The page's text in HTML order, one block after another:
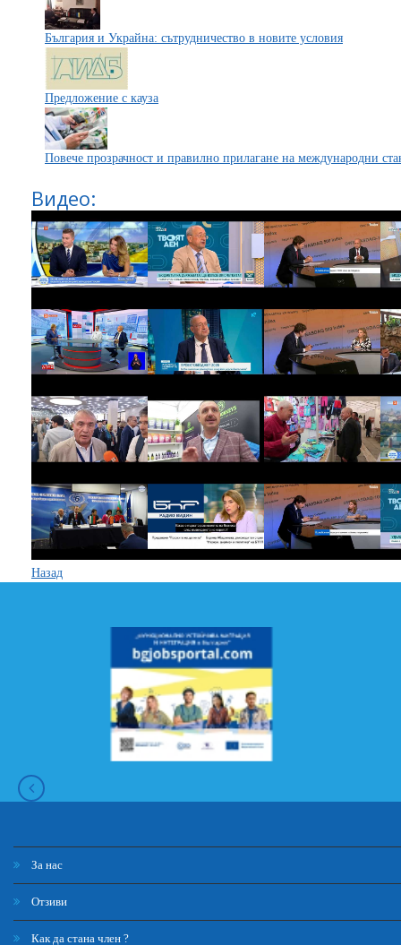
България и Украйна: сътрудничество в новите условия
Предложение с кауза
Повече прозрачност и правилно прилагане на международни
Видео:
Назад
За нас
Отзиви
Как да стана член ?